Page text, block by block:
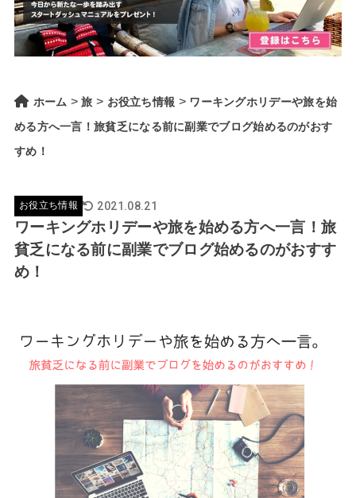
ホーム >旅 > お役立ち情報 > ワーキングホリデーや旅を始
める方へ一言！旅貧乏になる前に副業でブログ始めるのがおす
すめ！
お役立ち情報 2021.08.21
ワーキングホリデーや旅を始める方へ一言！旅
貧乏になる前に副業でブログ始めるのがおすす
め！